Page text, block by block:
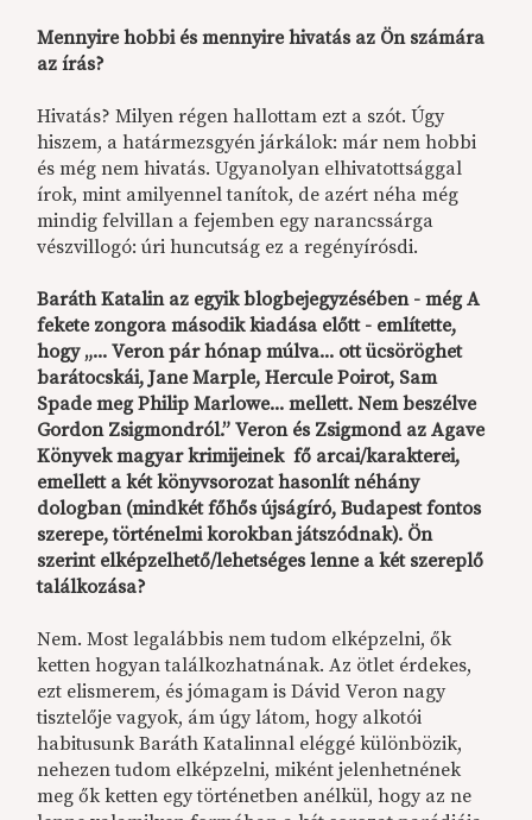
Mennyire hobbi és mennyire hivatás az Ön számára
az írás?
Hivatás? Milyen régen hallottam ezt a szót. Úgy
hiszem, a határmezsgyén járkálok: már nem hobbi
és még nem hivatás. Ugyanolyan elhivatottsággal
írok, mint amilyennel tanítok, de azért néha még
mindig felvillan a fejemben egy narancssárga
vészvillogó: úri huncutság ez a regényírósdi.
Baráth Katalin az egyik blogbejegyzésében - még A
fekete zongora második kiadása előtt - említette,
hogy „... Veron pár hónap múlva... ott ücsöröghet
barátocskái, Jane Marple, Hercule Poirot, Sam
Spade meg Philip Marlowe... mellett. Nem beszélve
Gordon Zsigmondról.” Veron és Zsigmond az Agave
Könyvek magyar krimijeinek fő arcai/karakterei,
emellett a két könyvsorozat hasonlít néhány
dologban (mindkét főhős újságíró, Budapest fontos
szerepe, történelmi korokban játszódnak). Ön
szerint elképzelhető/lehetséges lenne a két szereplő
találkozása?
Nem. Most legalábbis nem tudom elképzelni, ők
ketten hogyan találkozhatnának. Az ötlet érdekes,
ezt elismerem, és jómagam is Dávid Veron nagy
tisztelője vagyok, ám úgy látom, hogy alkotói
habitusunk Baráth Katalinnal eléggé különbözik,
nehezen tudom elképzelni, miként jelenhetnének
meg ők ketten egy történetben anélkül, hogy az ne